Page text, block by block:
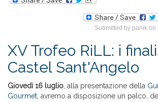
Submitted by panik on
XV Trofeo RiLL: i
Castel Sant'Angelo
Giovedì 16 luglio , alla presentazione della
Gourmet , avremo a disposizione un palco,